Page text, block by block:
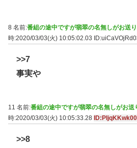
8 名前:番組の途中ですが翡翠の名無しがお送
時:2020/03/03(火) 10:05:02.03
>>7
事実や
11 名前:番組の途中ですが翡翠の名無しがお送
時:2020/03/03(火) 10:05:33.28
>>8